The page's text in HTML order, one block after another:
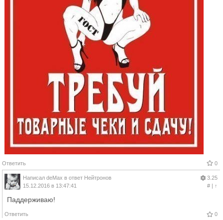
Ответить 0
Написал deMax в ответ Нейтронов
15.12.2016 в 13:47:41
3.25
#| ↑
Паддерживаю!
Ответить 0